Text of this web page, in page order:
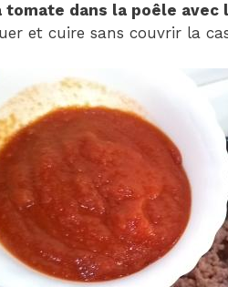
tomate dans la poêle avec
et cuire sans couvrir la